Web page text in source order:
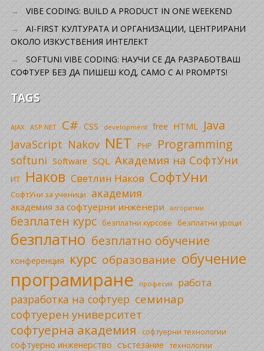
VIBE CODING: BUILD A PRODUCT IN ONE WEEKEND
AI-FIRST КУЛТУРАТА И ОРГАНИЗАЦИИ, ЦЕНТРИРАНИ
ОКОЛО ИЗКУСТВЕНИЯ ИНТЕЛЕКТ
SOFTUNI VIBE CODING: НАУЧИ СЕ ДА РАЗРАБОТВАШ
СОФТУЕР БЕЗ ДА ПИШЕШ КОД, САМО С AI PROMPTS!
TAGS
AJAX ASP.NET C# CSS development free HTML Java
JavaScript Nakov NET PHP Programming
softuni Software SQL Академия на СофтУни
ИТ Наков Светлин Наков СофтУни
СофтУни за ученици академия
академия за софтуерни инженери алгоритми
безплатен курс безплатни курсове безплатни уроци
безплатно безплатно обучение
конференция курс образование обучение
програмиране професия работа
разработка на софтуер семинар
софтуерен университет
софтуерна академия софтуерни технологии
софтуерно инженерство състезание технологии